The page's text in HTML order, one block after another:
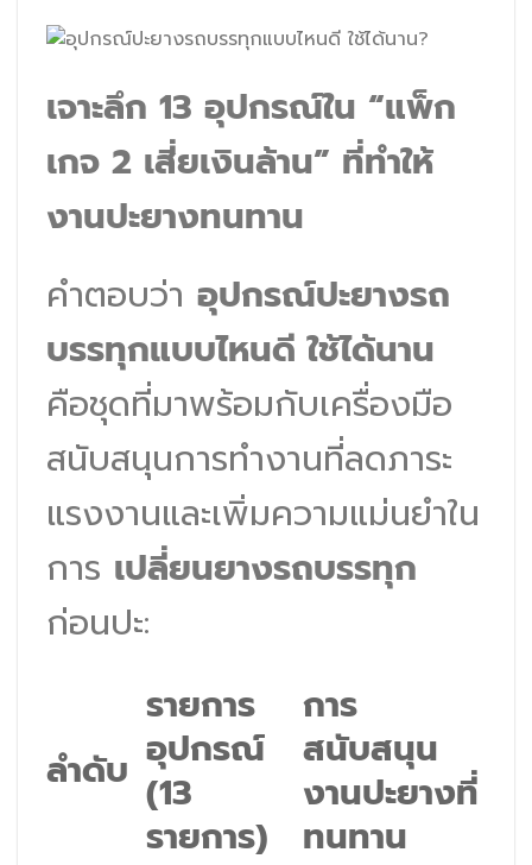
เจาะลึก 13 อุปกรณ์ใน “แพ็ก
เกจ 2 เสี่ยเงินล้าน” ที่ทำให้
งานปะยางทนทาน
คำตอบว่า อุปกรณ์ปะยางรถ
บรรทุกแบบไหนดี ใช้ได้นาน
คือชุดที่มาพร้อมกับเครื่องมือ
สนับสนุนการทำงานที่ลดภาระ
แรงงานและเพิ่มความแม่นยำใน
การ เปลี่ยนยางรถบรรทุก
ก่อนปะ:
ลำดับ
รายการ
อุปกรณ์
(13
รายการ)
การ
สนับสนุน
งานปะยางที่
ทนทาน